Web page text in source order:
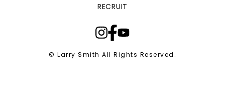
RECRUIT
© Larry Smith All Rights Reserved.